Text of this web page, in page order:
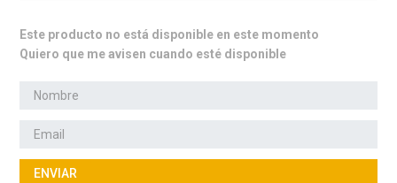
Este producto no está disponible en este momento
Quiero que me avisen cuando esté disponible
ENVIAR